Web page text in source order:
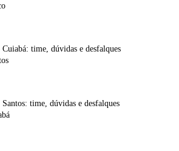
Cuiabá: time, dúvidas e desfalques
Santos: time, dúvidas e desfalques